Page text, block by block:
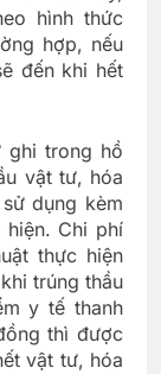
hình thức
hợp, nếu
đến khi hết
ghi trong hồ
vật tư, hóa
dụng kèm
Chi phí
thực hiện
trúng thầu
y tế thanh
thì được
vật tư, hóa